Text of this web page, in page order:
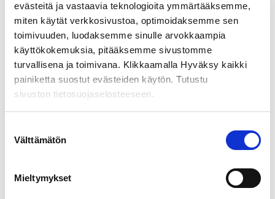
evästeitä ja vastaavia teknologioita ymmärtääksemme,
miten käytät verkkosivustoa, optimoidaksemme sen
toimivuuden, luodaksemme sinulle arvokkaampia
käyttökokemuksia, pitääksemme sivustomme
turvallisena ja toimivana. Klikkaamalla Hyväksy kaikki
painiketta suostut evästeiden käytön. Tutustu
sivuston tietosuojaselosteeseen.
valinta
Välttämätön
Mieltymykset
Mainosseinä 90cm
225,00€alv 0%
LISÄÄ OSTOSKORIIN